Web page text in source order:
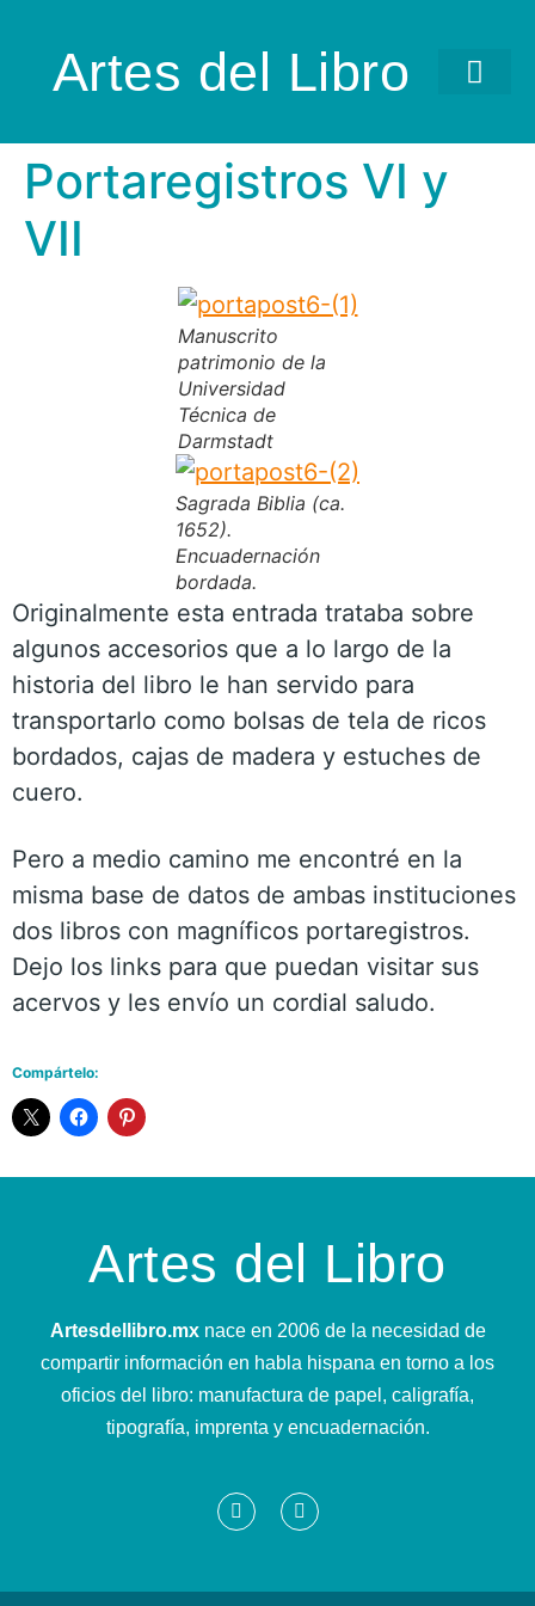
Artes del Libro
Portaregistros VI y
VII
Manuscrito
patrimonio de la
Universidad
Técnica de
Darmstadt
Sagrada Biblia (ca.
1652).
Encuadernación
bordada.
Originalmente esta entrada trataba sobre
algunos accesorios que a lo largo de la
historia del libro le han servido para
transportarlo como bolsas de tela de ricos
bordados, cajas de madera y estuches de
cuero.
Pero a medio camino me encontré en la
misma base de datos de ambas instituciones
dos libros con magníficos portaregistros.
Dejo los links para que puedan visitar sus
acervos y les envío un cordial saludo.
Compártelo:
Artes del Libro
Artesdellibro.mxnace en 2006 de la necesidad de
compartir información en habla hispana en torno a los
oficios del libro: manufactura de papel, caligrafía,
tipografía, imprenta y encuadernación.